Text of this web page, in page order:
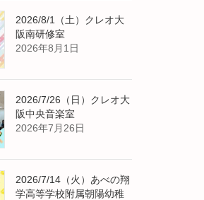
2026/8/1（土）クレオ大
阪南研修室
2026年8月1日
2026/7/26（日）クレオ大
阪中央音楽室
2026年7月26日
2026/7/14（火）あべの翔
学高等学校附属朝陽幼稚